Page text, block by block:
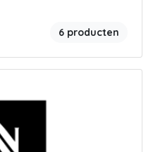
6 producten